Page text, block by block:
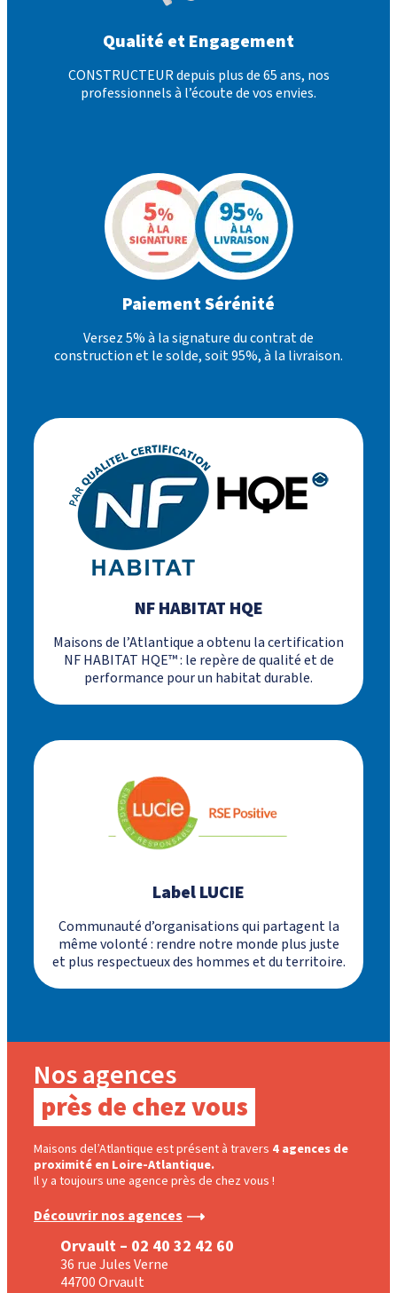
Qualité et Engagement
CONSTRUCTEUR depuis plus de 65 ans, nos
professionnels à l’écoute de vos envies.
Paiement Sérénité
Versez 5% à la signature du contrat de
construction et le solde, soit 95%, à la livraison.
NF HABITAT HQE
Maisons de l’Atlantique a obtenu la certification
NF HABITAT HQE™ : le repère de qualité et de
performance pour un habitat durable.
Label LUCIE
Communauté d’organisations qui partagent la
même volonté : rendre notre monde plus juste
et plus respectueux des hommes et du territoire.
Nos agences
près de chez vous
Maisons del’Atlantique est présent à travers 4 agences de
proximité en Loire-Atlantique.
Il y a toujours une agence près de chez vous !
Découvrir nos agences
Orvault – 02 40 32 42 60
36 rue Jules Verne
44700 Orvault